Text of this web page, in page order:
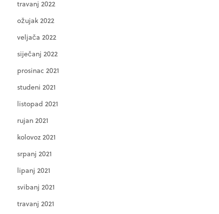
travanj 2022
ožujak 2022
veljača 2022
siječanj 2022
prosinac 2021
studeni 2021
listopad 2021
rujan 2021
kolovoz 2021
srpanj 2021
lipanj 2021
svibanj 2021
travanj 2021